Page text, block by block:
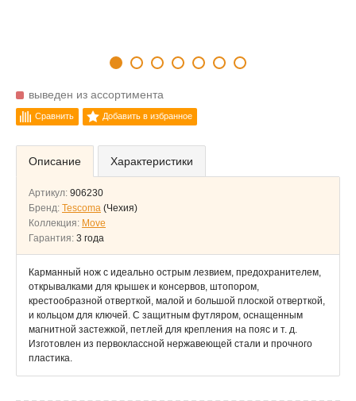
выведен из ассортимента
Сравнить Добавить в избранное
Описание Характеристики
Артикул: 906230
Бренд: Tescoma (Чехия)
Коллекция: Move
Гарантия: 3 года
Карманный нож с идеально острым лезвием, предохранителем,
открывалками для крышек и консервов, штопором,
крестообразной отверткой, малой и большой плоской отверткой,
и кольцом для ключей. С защитным футляром, оснащенным
магнитной застежкой, петлей для крепления на пояс и т. д.
Изготовлен из первоклассной нержавеющей стали и прочного
пластика.